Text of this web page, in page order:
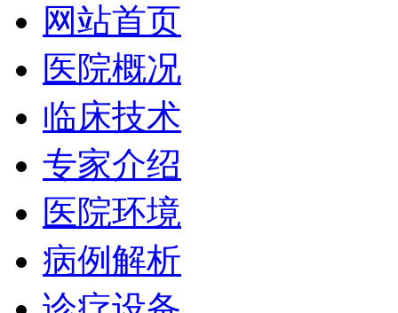
网站首页
医院概况
临床技术
专家介绍
医院环境
病例解析